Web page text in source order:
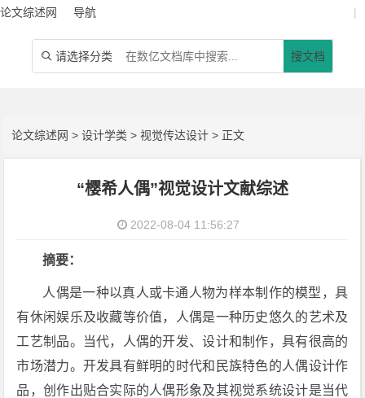
论文综述网 导航 |
 请选择分类 搜文档
论文综述网 >设计学类 >视觉传达设计 > 正文
“樱希人偶”视觉设计文献综述
2022-08-04 11:56:27
摘要：
人偶是一种以真人或卡通人物为样本制作的模型，具
有休闲娱乐及收藏等价值，人偶是一种历史悠久的艺术及
工艺制品。当代，人偶的开发、设计和制作，具有很高的
市场潜力。开发具有鲜明的时代和民族特色的人偶设计作
品，创作出贴合实际的人偶形象及其视觉系统设计是当代